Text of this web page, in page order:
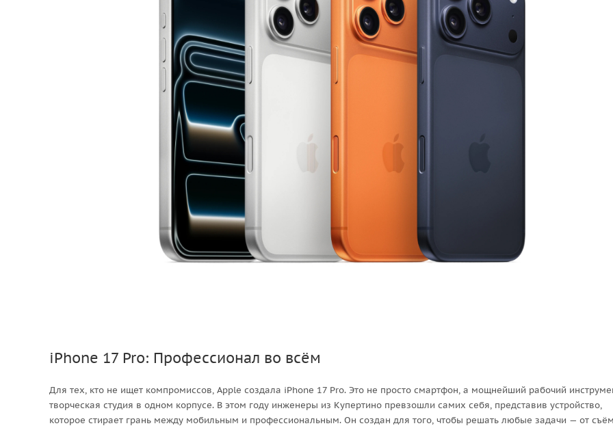
iPhone 17 Pro: Профессионал во всём
Для тех, кто не ищет компромиссов, Apple создала iPhone 17 Pro. Это не просто смартфон, а мощнейший рабочий
творческая студия в одном корпусе. В этом году инженеры из Купертино превзошли самих себя, представив устройство,
которое стирает грань между мобильным и профессиональным. Он создан для того, чтобы решать любые задачи — от